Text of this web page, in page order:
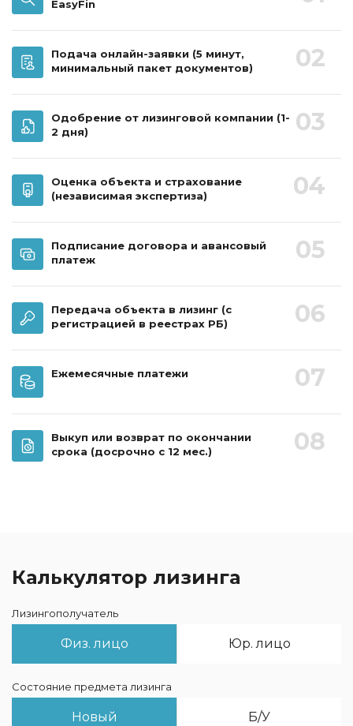
EasyFin
02
Подача онлайн-заявки (5 минут,
минимальный пакет документов)
03
Одобрение от лизинговой компании (1-
2 дня)
04
Оценка объекта и страхование
(независимая экспертиза)
05
Подписание договора и авансовый
платеж
06
Передача объекта в лизинг (с
регистрацией в реестрах РБ)
07
Ежемесячные платежи
08
Выкуп или возврат по окончании
срока (досрочно с 12 мес.)
Калькулятор лизинга
Лизингополучатель
Физ. лицо Юр. лицо
Состояние предмета лизинга
Новый Б/У